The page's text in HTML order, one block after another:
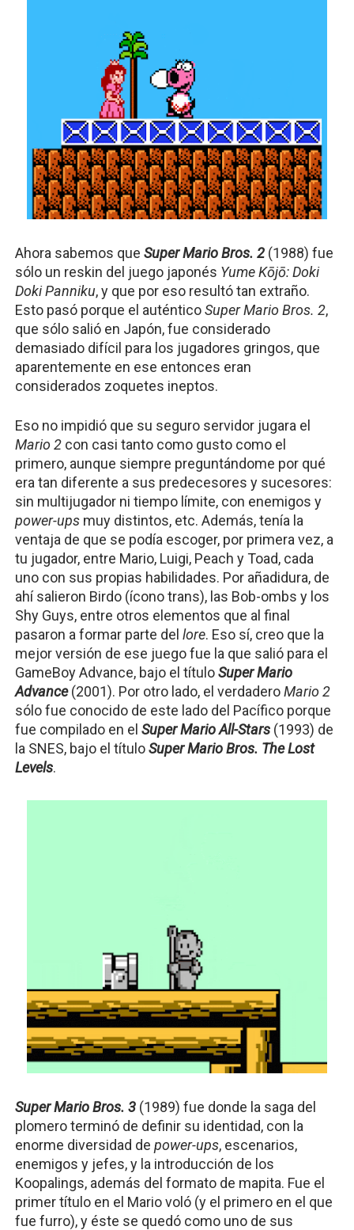
Ahora sabemos que Super Mario Bros. 2 (1988) fue
sólo un reskin del juego japonés Yume Kōjō: Doki
Doki Panniku, y que por eso resultó tan extraño.
Esto pasó porque el auténtico Super Mario Bros. 2,
que sólo salió en Japón, fue considerado
demasiado difícil para los jugadores gringos, que
aparentemente en ese entonces eran
considerados zoquetes ineptos.
Mario 2 con casi tanto como gusto como el
primero, aunque siempre preguntándome por qué
era tan diferente a sus predecesores y sucesores:
sin multijugador ni tiempo límite, con enemigos y
power-ups muy distintos, etc. Además, tenía la
ventaja de que se podía escoger, por primera vez, a
tu jugador, entre Mario, Luigi, Peach y Toad, cada
uno con sus propias habilidades. Por añadidura, de
ahí salieron Birdo (ícono trans), las Bob-ombs y los
Shy Guys, entre otros elementos que al final
pasaron a formar parte del lore. Eso sí, creo que la
mejor versión de ese juego fue la que salió para el
GameBoy Advance, bajo el títuloSuper Mario
Advance (2001). Por otro lado, el verdadero Mario 2
sólo fue conocido de este lado del Pacífico porque
fue compilado en el Super Mario All-Stars (1993) de
la SNES, bajo el título Super Mario Bros. The Lost
Levels.
Super Mario Bros. 3 (1989) fue donde la saga del
plomero terminó de definir su identidad, con la
enorme diversidad de power-ups, escenarios,
enemigos y jefes, y la introducción de los
Koopalings, además del formato de mapita. Fue el
primer título en el Mario voló (y el primero en el que
fue furro), y éste se quedó como uno de sus